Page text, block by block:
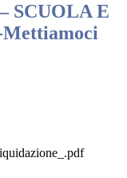
SCUOLA E
Mettiamoci